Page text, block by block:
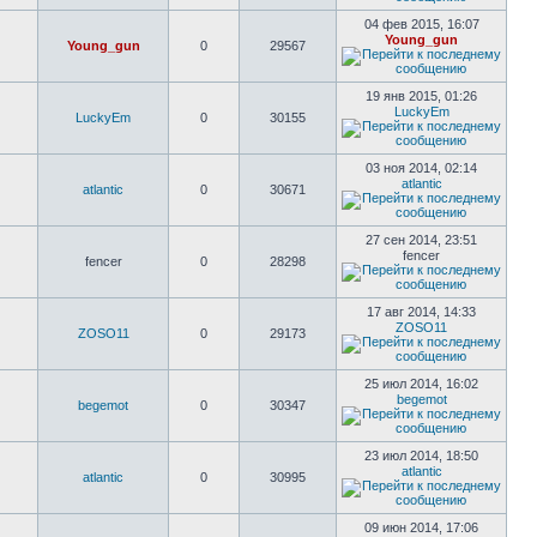
Young_gun 0 29567
04 фев 2015, 16:07
Young_gun
LuckyEm 0 30155
19 янв 2015, 01:26
LuckyEm
atlantic 0 30671
03 ноя 2014, 02:14
atlantic
fencer 0 28298
27 сен 2014, 23:51
fencer
ZOSO11 0 29173
17 авг 2014, 14:33
ZOSO11
begemot 0 30347
25 июл 2014, 16:02
begemot
atlantic 0 30995
23 июл 2014, 18:50
atlantic
09 июн 2014, 17:06